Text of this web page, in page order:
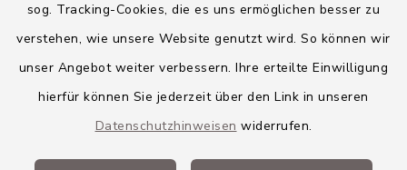
sog. Tracking-Cookies, die es uns ermöglichen besser zu
verstehen, wie unsere Website genutzt wird. So können wir
unser Angebot weiter verbessern. Ihre erteilte Einwilligung
hierfür können Sie jederzeit über den Link in unseren
Datenschutzhinweisen widerrufen.
Gemeinde Osterberg
VG Altenstadt